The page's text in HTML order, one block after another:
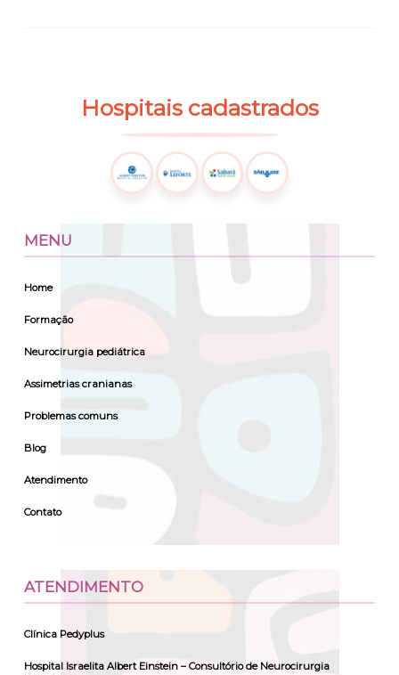
Hospitais cadastrados
MENU
Home
Formação
Neurocirurgia pediátrica
Assimetrias cranianas
Problemas comuns
Blog
Atendimento
Contato
ATENDIMENTO
Clínica Pedyplus
Hospital Israelita Albert Einstein – Consultório de Neurocirurgia